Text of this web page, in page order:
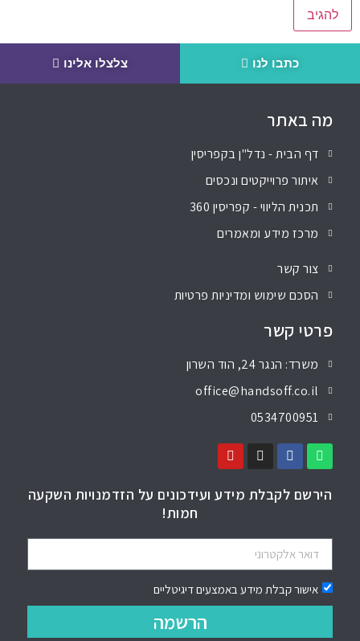
כתבו לנו צלצלו אלינו
מה באתר
דף הבית - נדל"ן בקפריסין
איתור פרוייקטים ונכסים
תכנית הליווי - קפריסין 360
מרכז מידע ומאמרים
צור קשר
הסכם שימוש ומדיניות פרטיות
פרטי קשר
משרד: הנגר 24, הוד השרון
office@handsoff.co.il
0534700951
הירשם לקבלת מידע ועידכונים על הזדמנויות השקעה
חמות!
אישור קבלת מידע באמצעים דיגיטליים
הרשמה